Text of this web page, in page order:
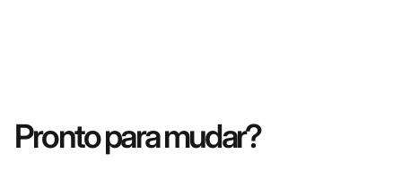
Pronto para mudar?